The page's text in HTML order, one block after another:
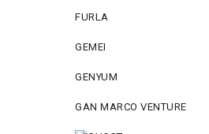
FURLA
GEMEI
GENYUM
GAN MARCO VENTURE